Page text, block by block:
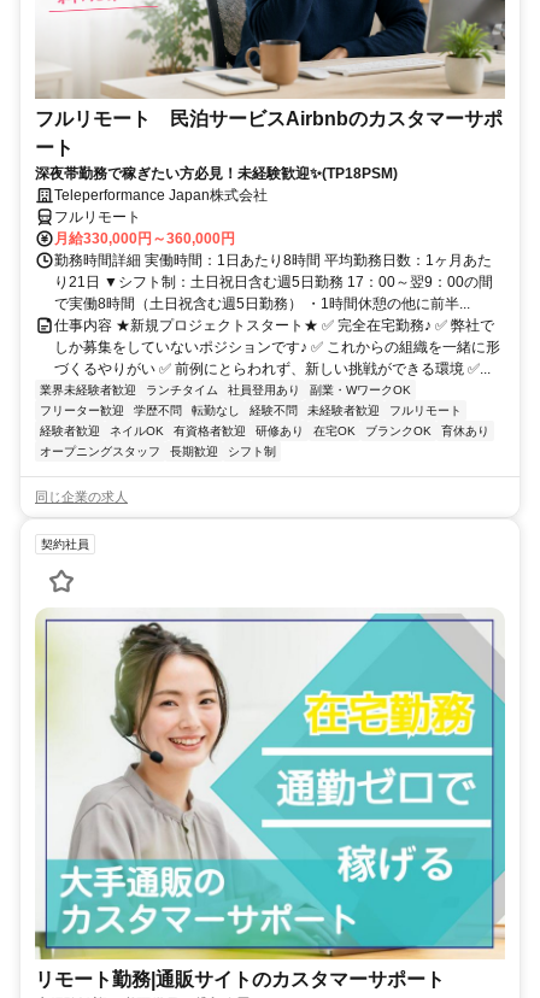
フルリモート 民泊サービスAirbnbのカスタマーサポ
ート
深夜帯勤務で稼ぎたい方必見！未経験歓迎✨(TP18PSM)
Teleperformance Japan株式会社
フルリモート
月給330,000円～360,000円
勤務時間詳細 実働時間：1日あたり8時間 平均勤務日数：1ヶ月あた
り21日 ▼シフト制：土日祝日含む週5日勤務 17：00～翌9：00の間
で実働8時間（土日祝含む週5日勤務） ・1時間休憩の他に前半...
仕事内容 ★新規プロジェクトスタート★ ✅ 完全在宅勤務♪ ✅ 弊社で
しか募集をしていないポジションです♪ ✅ これからの組織を一緒に形
づくるやりがい ✅ 前例にとらわれず、新しい挑戦ができる環境 ✅...
業界未経験者歓迎 ランチタイム 社員登用あり
副業・WワークOK
フリーター歓迎
学歴不問 転勤なし 経験不問 未経験者歓迎
フルリモート
経験者歓迎
ネイルOK 有資格者歓迎 研修あり 在宅OK ブランクOK
育休あり
オープニングスタッフ
長期歓迎 シフト制
同じ企業の求人
契約社員
リモート勤務|通販サイトのカスタマーサポート